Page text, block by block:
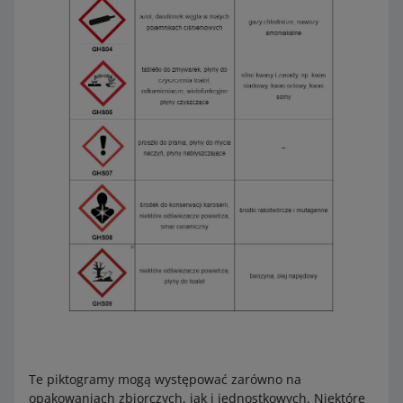
Te piktogramy mogą występować zarówno na
opakowaniach zbiorczych, jak i jednostkowych. Niektóre